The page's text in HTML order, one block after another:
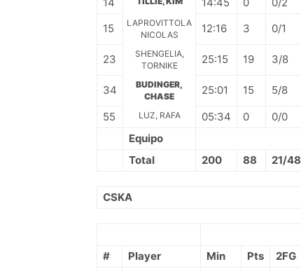
15
LAPROVITTOLA
NICOLAS
12:16 3 0/1
23
SHENGELIA,
TORNIKE
25:15 19 3/8
34
BUDINGER,
CHASE
25:01 15 5/8
55
LUZ, RAFA 05:34 0 0/0
Equipo
Total
200 88 21/48
CSKA
#
Player Min Pts 2FG